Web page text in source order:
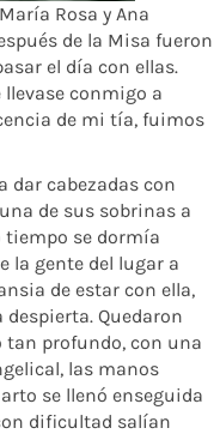
Rosa y Ana
de la Misa fueron
el día con ellas.
conmigo a
de mi tía, fuimos
dar cabezadas con
de sus sobrinas a
tiempo se dormía
la gente del lugar a
de estar con ella,
Quedaron
profundo, con una
las manos
se llenó enseguida
dificultad salían